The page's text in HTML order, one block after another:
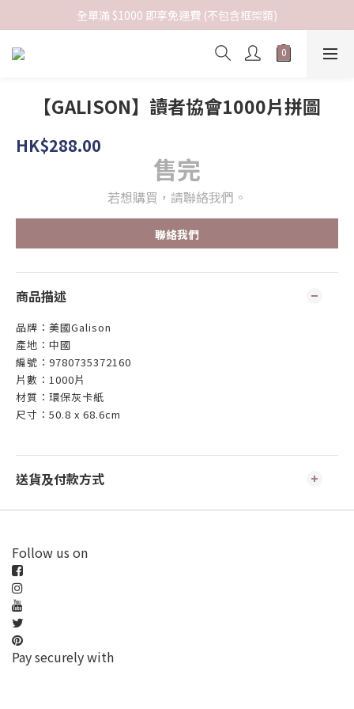
全單滿 $1000 即享免運費 (不包含框架類)
【GALISON】讀者協會1000片拼圖
HK$288.00
售完
若想購買，請聯絡我們。
聯絡我們
商品描述
品牌：美國Galison
產地：中國
編號：9780735372160
片數：1000片
材質：環保灰卡紙
尺寸：50.8 x 68.6cm
送貨及付款方式
Follow us on
Pay securely with